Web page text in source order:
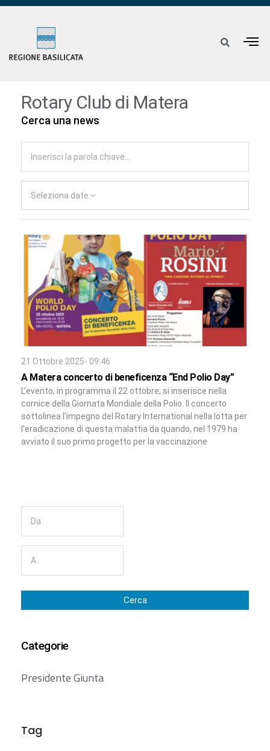
Rotary Club di Matera
Cerca una news
Seleziona date
21 Ottobre 2025- 09:46
A Matera concerto di beneficenza “End Polio Day”
L’evento, in programma il 22 ottobre, si inserisce nella
cornice della Giornata Mondiale della Polio. Il concerto
sottolinea l’impegno del Rotary International nella lotta per
l’eradicazione di questa malattia da quando, nel 1979 ha
avviato il suo primo progetto per la vaccinazione
Cerca
Categorie
Presidente Giunta
Tag